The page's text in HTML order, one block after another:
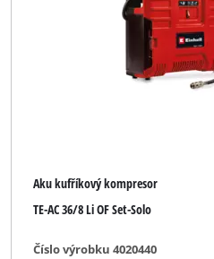
Aku kufříkový kompresor
TE-AC 36/8 Li OF Set-Solo
Číslo výrobku 4020440